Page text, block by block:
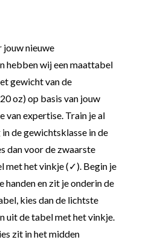
jouw nieuwe
hebben wij een maattabel
gewicht van de
oz) op basis van jouw
van expertise. Train je al
de gewichtsklasse in de
dan voor de zwaarste
met het vinkje (✓). Begin je
handen en zit je onderin de
kies dan de lichtste
uit de tabel met het vinkje.
zit in het midden